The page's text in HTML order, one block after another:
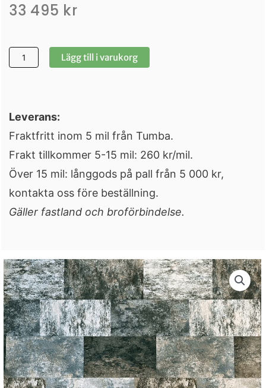
33 495 kr
rulle
Mineral
Jade
-
1,65
×
25
Lägg till i varukorg
Leverans:
Fraktfritt inom 5 mil från Tumba.
Frakt tillkommer 5-15 mil: 260 kr/mil.
Över 15 mil: långgods på pall från 5 000 kr,
kontakta oss före beställning.
Gäller fastland och broförbindelse.